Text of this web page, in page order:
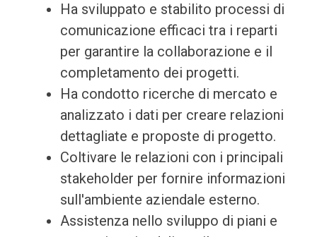
Ha sviluppato e stabilito processi di
comunicazione efficaci tra i reparti
per garantire la collaborazione e il
completamento dei progetti.
Ha condotto ricerche di mercato e
analizzato i dati per creare relazioni
dettagliate e proposte di progetto.
Coltivare le relazioni con i principali
stakeholder per fornire informazioni
sull'ambiente aziendale esterno.
Assistenza nello sviluppo di piani e